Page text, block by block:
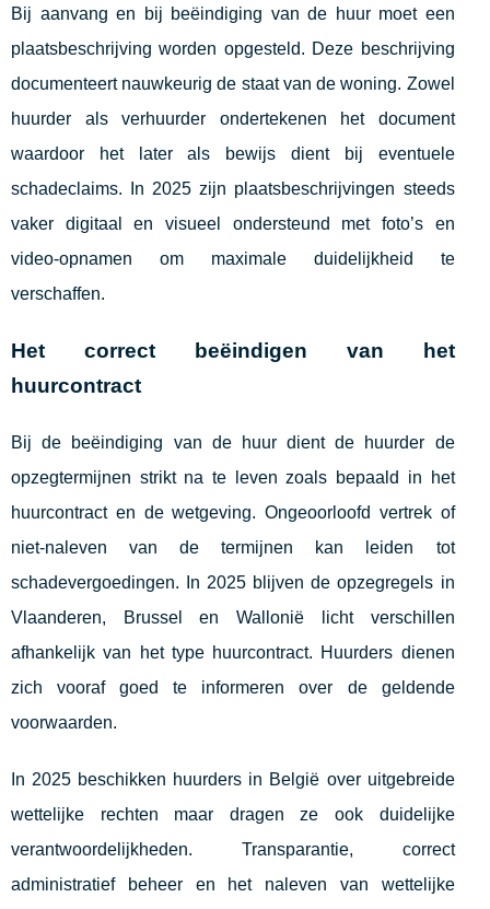
Bij aanvang en bij beëindiging van de huur moet een
plaatsbeschrijving worden opgesteld. Deze beschrijving
documenteert nauwkeurig de staat van de woning. Zowel
huurder als verhuurder ondertekenen het document
waardoor het later als bewijs dient bij eventuele
schadeclaims. In 2025 zijn plaatsbeschrijvingen steeds
vaker digitaal en visueel ondersteund met foto’s en
video-opnamen om maximale duidelijkheid te
verschaffen.
Het correct beëindigen van het
huurcontract
Bij de beëindiging van de huur dient de huurder de
opzegtermijnen strikt na te leven zoals bepaald in het
huurcontract en de wetgeving. Ongeoorloofd vertrek of
niet-naleven van de termijnen kan leiden tot
schadevergoedingen. In 2025 blijven de opzegregels in
Vlaanderen, Brussel en Wallonië licht verschillen
afhankelijk van het type huurcontract. Huurders dienen
zich vooraf goed te informeren over de geldende
voorwaarden.
In 2025 beschikken huurders in België over uitgebreide
wettelijke rechten maar dragen ze ook duidelijke
verantwoordelijkheden. Transparantie, correct
administratief beheer en het naleven van wettelijke